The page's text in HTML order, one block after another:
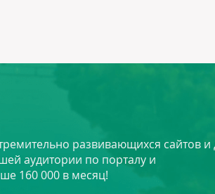
развивающихся сайтов и
аудитории по порталу и
160 000 в месяц!